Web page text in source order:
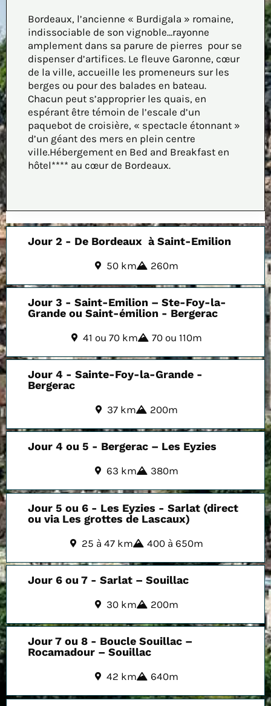
Bordeaux, l’ancienne « Burdigala » romaine,
indissociable de son vignoble…rayonne
amplement dans sa parure de pierres pour se
dispenser d’artifices. Le fleuve Garonne, cœur
de la ville, accueille les promeneurs sur les
berges ou pour des balades en bateau.
Chacun peut s’approprier les quais, en
espérant être témoin de l’escale d’un
paquebot de croisière, « spectacle étonnant »
d’un géant des mers en plein centre
ville.Hébergement en Bed and Breakfast en
hôtel**** au cœur de Bordeaux.
Jour 2 - De Bordeaux à Saint-Emilion
50 km 260m
Jour 3 - Saint-Emilion – Ste-Foy-la-
Grande ou Saint-émilion - Bergerac
41 ou 70 km 70 ou 110m
Jour 4 - Sainte-Foy-la-Grande -
Bergerac
37 km 200m
Jour 4 ou 5 - Bergerac – Les Eyzies
63 km 380m
Jour 5 ou 6 - Les Eyzies - Sarlat (direct
ou via Les grottes de Lascaux)
25 à 47 km 400 à 650m
Jour 6 ou 7 - Sarlat – Souillac
30 km 200m
Jour 7 ou 8 - Boucle Souillac –
Rocamadour – Souillac
42 km 640m